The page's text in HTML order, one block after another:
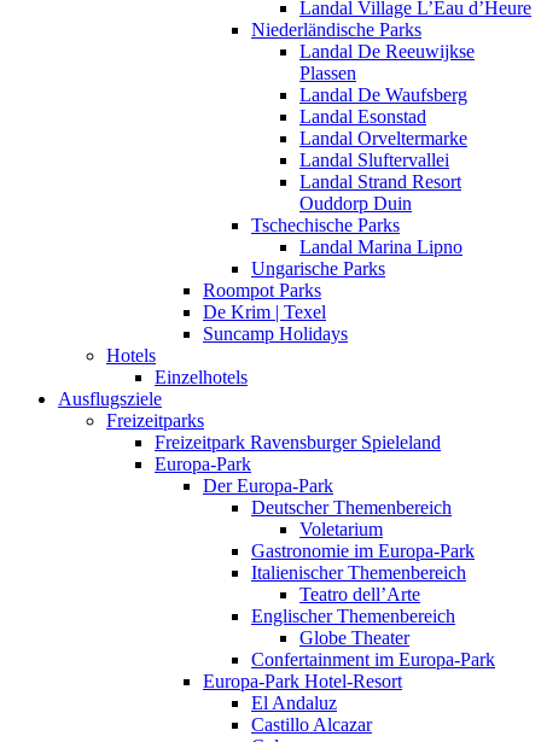
Landal Village L’Eau d’Heure
Niederländische Parks
Landal De Reeuwijkse
Plassen
Landal De Waufsberg
Landal Esonstad
Landal Orveltermarke
Landal Sluftervallei
Landal Strand Resort
Ouddorp Duin
Tschechische Parks
Landal Marina Lipno
Ungarische Parks
Roompot Parks
De Krim | Texel
Suncamp Holidays
Hotels
Einzelhotels
Ausflugsziele
Freizeitparks
Freizeitpark Ravensburger Spieleland
Europa-Park
Der Europa-Park
Deutscher Themenbereich
Voletarium
Gastronomie im Europa-Park
Italienischer Themenbereich
Teatro dell’Arte
Englischer Themenbereich
Globe Theater
Confertainment im Europa-Park
Europa-Park Hotel-Resort
El Andaluz
Castillo Alcazar